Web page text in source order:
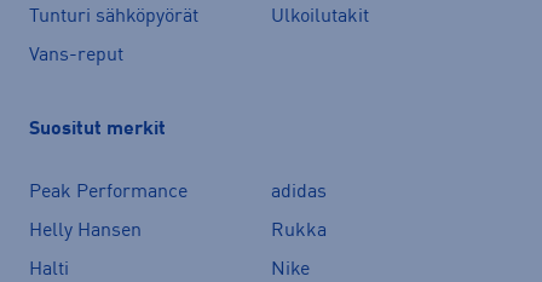
Tunturi sähköpyörät
Ulkoilutakit
Vans-reput
Suositut merkit
Peak Performance
adidas
Helly Hansen
Rukka
Halti
Nike